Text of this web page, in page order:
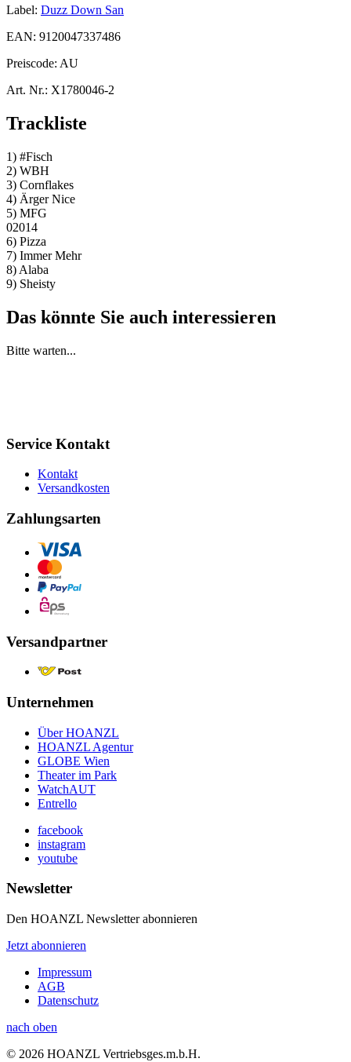
Label: Duzz Down San
EAN: 9120047337486
Preiscode: AU
Art. Nr.: X1780046-2
Trackliste
1) #Fisch
2) WBH
3) Cornflakes
4) Ärger Nice
5) MFG
02014
6) Pizza
7) Immer Mehr
8) Alaba
9) Sheisty
Das könnte Sie auch interessieren
Bitte warten...
Service Kontakt
Kontakt
Versandkosten
Zahlungsarten
Versandpartner
Unternehmen
Über HOANZL
HOANZL Agentur
GLOBE Wien
Theater im Park
WatchAUT
Entrello
facebook
instagram
youtube
Newsletter
Den HOANZL Newsletter abonnieren
Jetzt abonnieren
Impressum
AGB
Datenschutz
nach oben
© 2026 HOANZL Vertriebsges.m.b.H.